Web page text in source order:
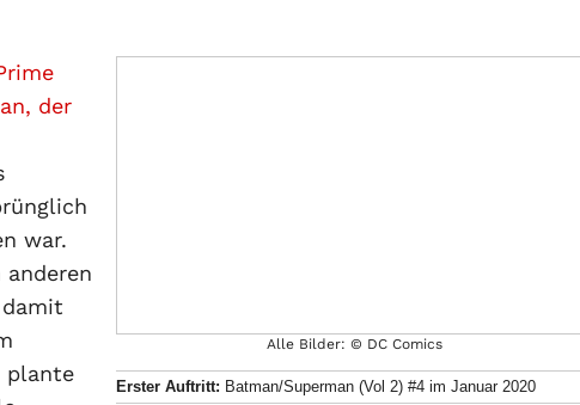
Alle Bilder: © DC Comics
Erster Auftritt: Batman/Superman (Vol 2) #4 im Januar 2020
der
war.
plante